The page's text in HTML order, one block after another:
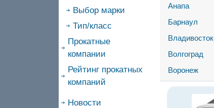
Выбор марки
Тип/класс
Прокатные
компании
Рейтинг прокатных
компаний
Новости
Анапа
Барнаул
Владивосток
Волгоград
Воронеж